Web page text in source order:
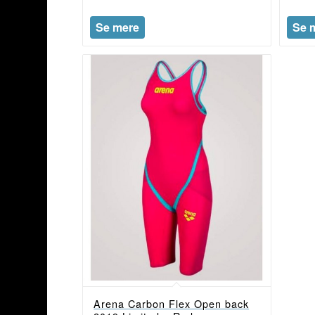
Se mere Se
Arena Carbon Flex Open back